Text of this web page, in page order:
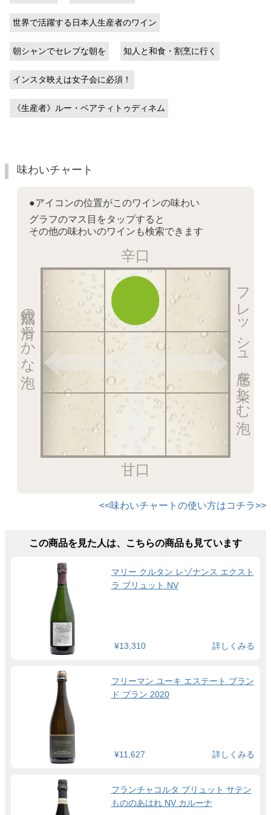
世界で活躍する日本人生産者のワイン
朝シャンでセレブな朝を 知人と和食・割烹に行く
インスタ映えは女子会に必須！
《生産者》ルー・ベアティトゥディネム
味わいチャート
●アイコンの位置がこのワインの味わい
グラフのマス目をタップすると
その他の味わいのワインも検索できます
辛口
フレッシュ感を楽しむ泡
甘口
熟成の滑らかな泡
<<味わいチャートの使い方はコチラ>>
この商品を見た人は、こちらの商品も見ています
マリー クルタン レゾナンス エクスト
ラ ブリュット NV
¥13,310 詳しくみる
フリーマン ユーキ エステート ブラン
ド ブラン 2020
¥11,627 詳しくみる
フランチャコルタ ブリュット サテン
もののあはれ NV カルーナ